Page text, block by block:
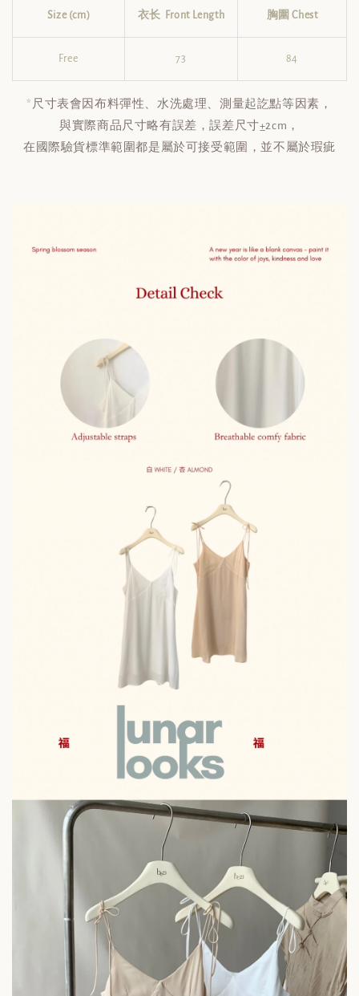
Size (cm) 衣长 Front Length 胸圍 Chest
Free 73 84
* 尺寸表會因布料彈性、水洗處理、測量起訖點等因素，
與實際商品尺寸略有誤差，誤差尺寸±2cm，
在國際驗貨標準範圍都是屬於可接受範圍，並不屬於瑕疵